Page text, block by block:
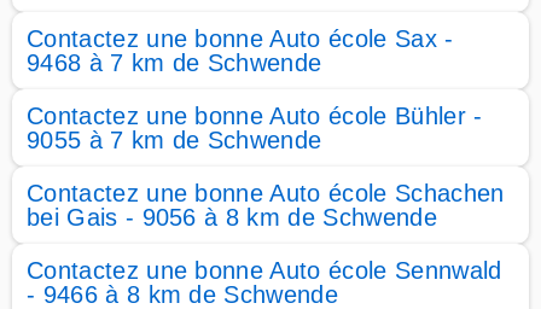
Contactez une bonne Auto école Sax -
9468 à 7 km de Schwende
Contactez une bonne Auto école Bühler -
9055 à 7 km de Schwende
Contactez une bonne Auto école Schachen
bei Gais - 9056 à 8 km de Schwende
Contactez une bonne Auto école Sennwald
- 9466 à 8 km de Schwende